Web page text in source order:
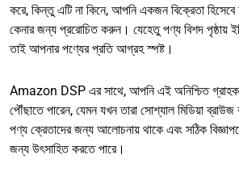
করে, কিন্তু এটি না কিনে, আপনি একজন বিক্রেতা
কেনার জন্য প্ররোচিত করুন। যেহেতু পণ্য বিশদ পৃষ্ঠায়
তাই আপনার পণ্যের প্রতি আগ্রহ স্পষ্ট।
Amazon DSP এর সাথে, আপনি এই অনিশ্চিত
পৌঁছাতে পারেন, যেমন যখন তারা সোশ্যাল মিডিয়া
পণ্য ক্রেতাদের জন্য আলোচনায় থাকে এবং সঠিক
জন্য উৎসাহিত করতে পারে।